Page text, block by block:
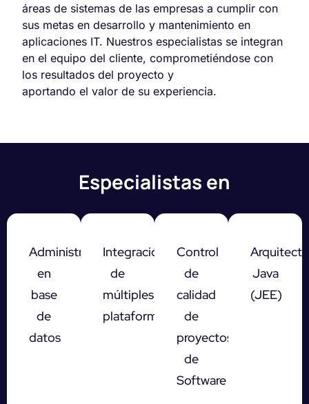
áreas de sistemas de las empresas a cumplir con
sus metas en desarrollo y mantenimiento en
aplicaciones IT. Nuestros especialistas se integran
en el equipo del cliente, comprometiéndose con
los resultados del proyecto y
aportando el valor de su experiencia.
Especialistas en
Administradores
en
base
de
datos
Integración
de
múltiples
plataformas
Control
de
calidad
de
proyectos
de
Software
Java
(JEE)